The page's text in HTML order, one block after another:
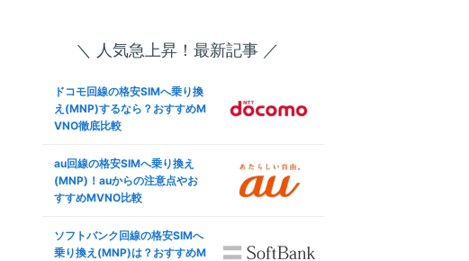
＼ 人気急上昇！最新記事 ／
ドコモ回線の格安SIMへ乗り換
え(MNP)するなら？おすすめM
VNO徹底比較
au回線の格安SIMへ乗り換え
(MNP)！auからの注意点やお
すすめMVNO比較
ソフトバンク回線の格安SIMへ
乗り換え(MNP)は？おすすめM